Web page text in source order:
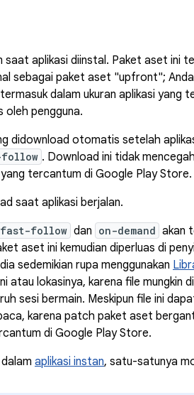
saat aplikasi diinstal. Paket aset ini
sebagai paket aset "upfront";
dalam ukuran aplikasi yang
oleh pengguna.
didownload otomatis setelah
. Download ini tidak
tercantum di Google Play Store.
saat aplikasi berjalan.
fast-follow dan on-demand akan
aset ini kemudian diperluas di
sedemikian rupa menggunakan
atau lokasinya, karena file mungkin
sesi bermain. Meskipun file ini
karena patch paket aset
di Google Play Store.
aplikasi instan, satu-satunya